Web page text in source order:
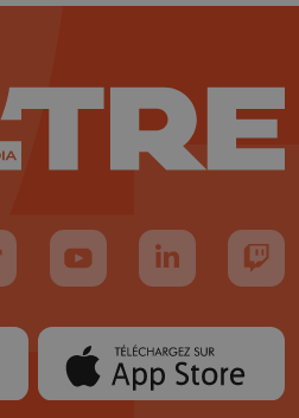
Instagram
nous sur TikTok
Suivez-nous sur YouTube
Suivez-nous